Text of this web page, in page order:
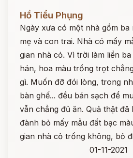
Đọc ngay
Hồ Tiểu Phụng
Ngày xưa có một nhà gồm
mẹ và con trai. Nhà có mấy
gian nhà cỏ. Vì trời làm liền
hán, hoa màu trồng trọt
gì. Muốn đỡ đói lòng, trong
bàn ghế... đều bán sạch để
vẫn chẳng đủ ăn. Quả thật đã
đành bỏ mấy mẫu đất bạc
gian nhà cỏ trống không, bỏ
01-11-2021